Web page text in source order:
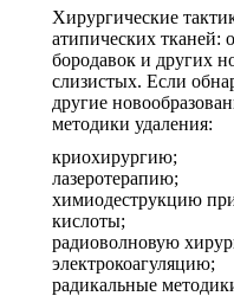
Хирургические
атипических тканей:
бородавок и других
слизистых. Если
другие
методики удаления:
криохирургию;
лазеротерапию;
химиодеструкцию
кислоты;
радиоволновую
электрокоагуляцию;
радикальные